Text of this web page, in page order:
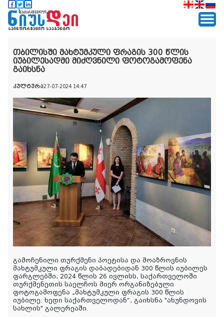
თბილისში მახტუმკული ფრაგის 300 წლის
იუბილესადმი მიძღვნილი ფოტოგამოფენა
გაიხსნა
კულტურა27-07-2024 14:47
გამოჩენილი თურქმენი პოეტისა და მოაზროვნის
მახტუმკული ფრაგის დაბადებიდან 300 წლის იუბილეს
ფარგლებში, 2024 წლის 26 ივლისს, საქართველოში
თურქმენეთის საელჩოს მიერ ორგანიზებული
ფოტოგამოფენა „მახტუმკული ფრაგის 300 წლის
იუბილე: ხედი საქართველოდან“, გაიხსნა "ახუნდოვის
სახლის" გალერეაში.